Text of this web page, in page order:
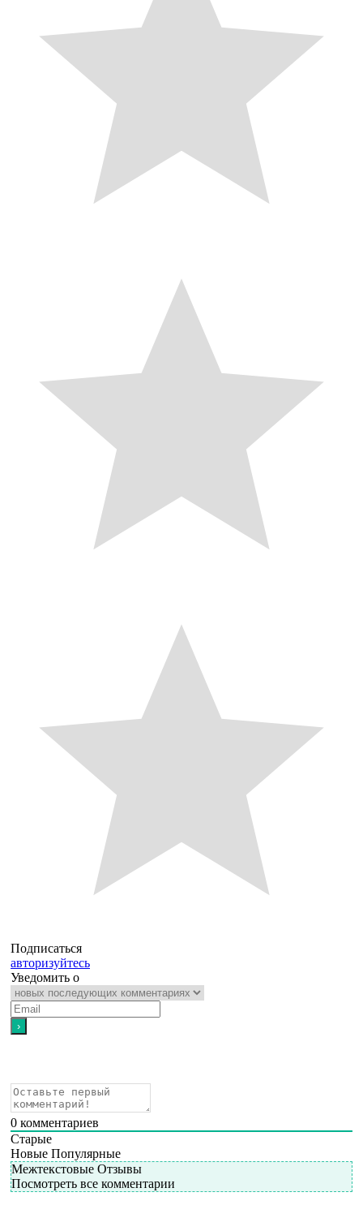
Подписаться
авторизуйтесь
Уведомить о
0 комментариев
Старые
Новые Популярные
Межтекстовые Отзывы
Посмотреть все комментарии